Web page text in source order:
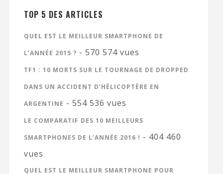
TOP 5 DES ARTICLES
QUEL EST LE MEILLEUR SMARTPHONE DE
L’ANNÉE 2015 ? - 570 574 vues
TF1 : 10 MORTS SUR LE TOURNAGE DE DROPPED
DANS UN ACCIDENT D’HÉLICOPTÈRE EN
ARGENTINE - 554 536 vues
LE COMPARATIF DES 10 MEILLEURS
SMARTPHONES DE L’ANNÉE 2016 ! - 404 460
vues
QUEL EST LE MEILLEUR SMARTPHONE POUR